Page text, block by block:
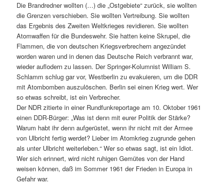
Die Brandredner wollten (…) die „Ostgebiete“ zurück, sie wollten
die Grenzen verschieben. Sie wollten Vertreibung. Sie wollten
das Ergebnis des Zweiten Weltkrieges revidieren. Sie wollten
Atomwaffen für die Bundeswehr. Sie hatten keine Skrupel, die
Flammen, die von deutschen Kriegsverbrechern angezündet
worden waren und in denen das Deutsche Reich verbrannt war,
wieder auflodern zu lassen. Der Springer-Kolumnist William S.
Schlamm schlug gar vor, Westberlin zu evakuieren, um die DDR
mit Atombomben auszulöschen. Berlin sei einen Krieg wert. Wer
so etwas schreibt, ist ein Verbrecher.
Der NDR zitierte in einer Rundfunkreportage am 10. Oktober 1961
einen DDR-Bürger: „Was ist denn mit eurer Politik der Stärke?
Warum habt ihr denn aufgerüstet, wenn ihr nicht mit der Armee
von Ulbricht fertig werdet? Lieber im Atomkrieg zugrunde gehen
als unter Ulbricht weiterleben.“ Wer so etwas sagt, ist ein Idiot.
Wer sich erinnert, wird nicht ruhigen Gemütes von der Hand
weisen können, daß im Sommer 1961 der Frieden in Europa in
Gefahr war.